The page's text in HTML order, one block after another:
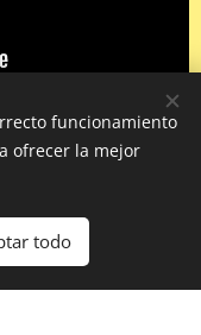
Cookies
funcionamiento
ofrecer la mejor
todo